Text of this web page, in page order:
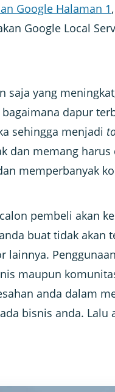
Google Halaman 1
Google Local
saja yang
dapur
sehingga menjadi
dan memang
memperbanyak
pembeli akan
buat tidak akan
lainnya.
maupun
anda dalam
bisnis anda. Lalu